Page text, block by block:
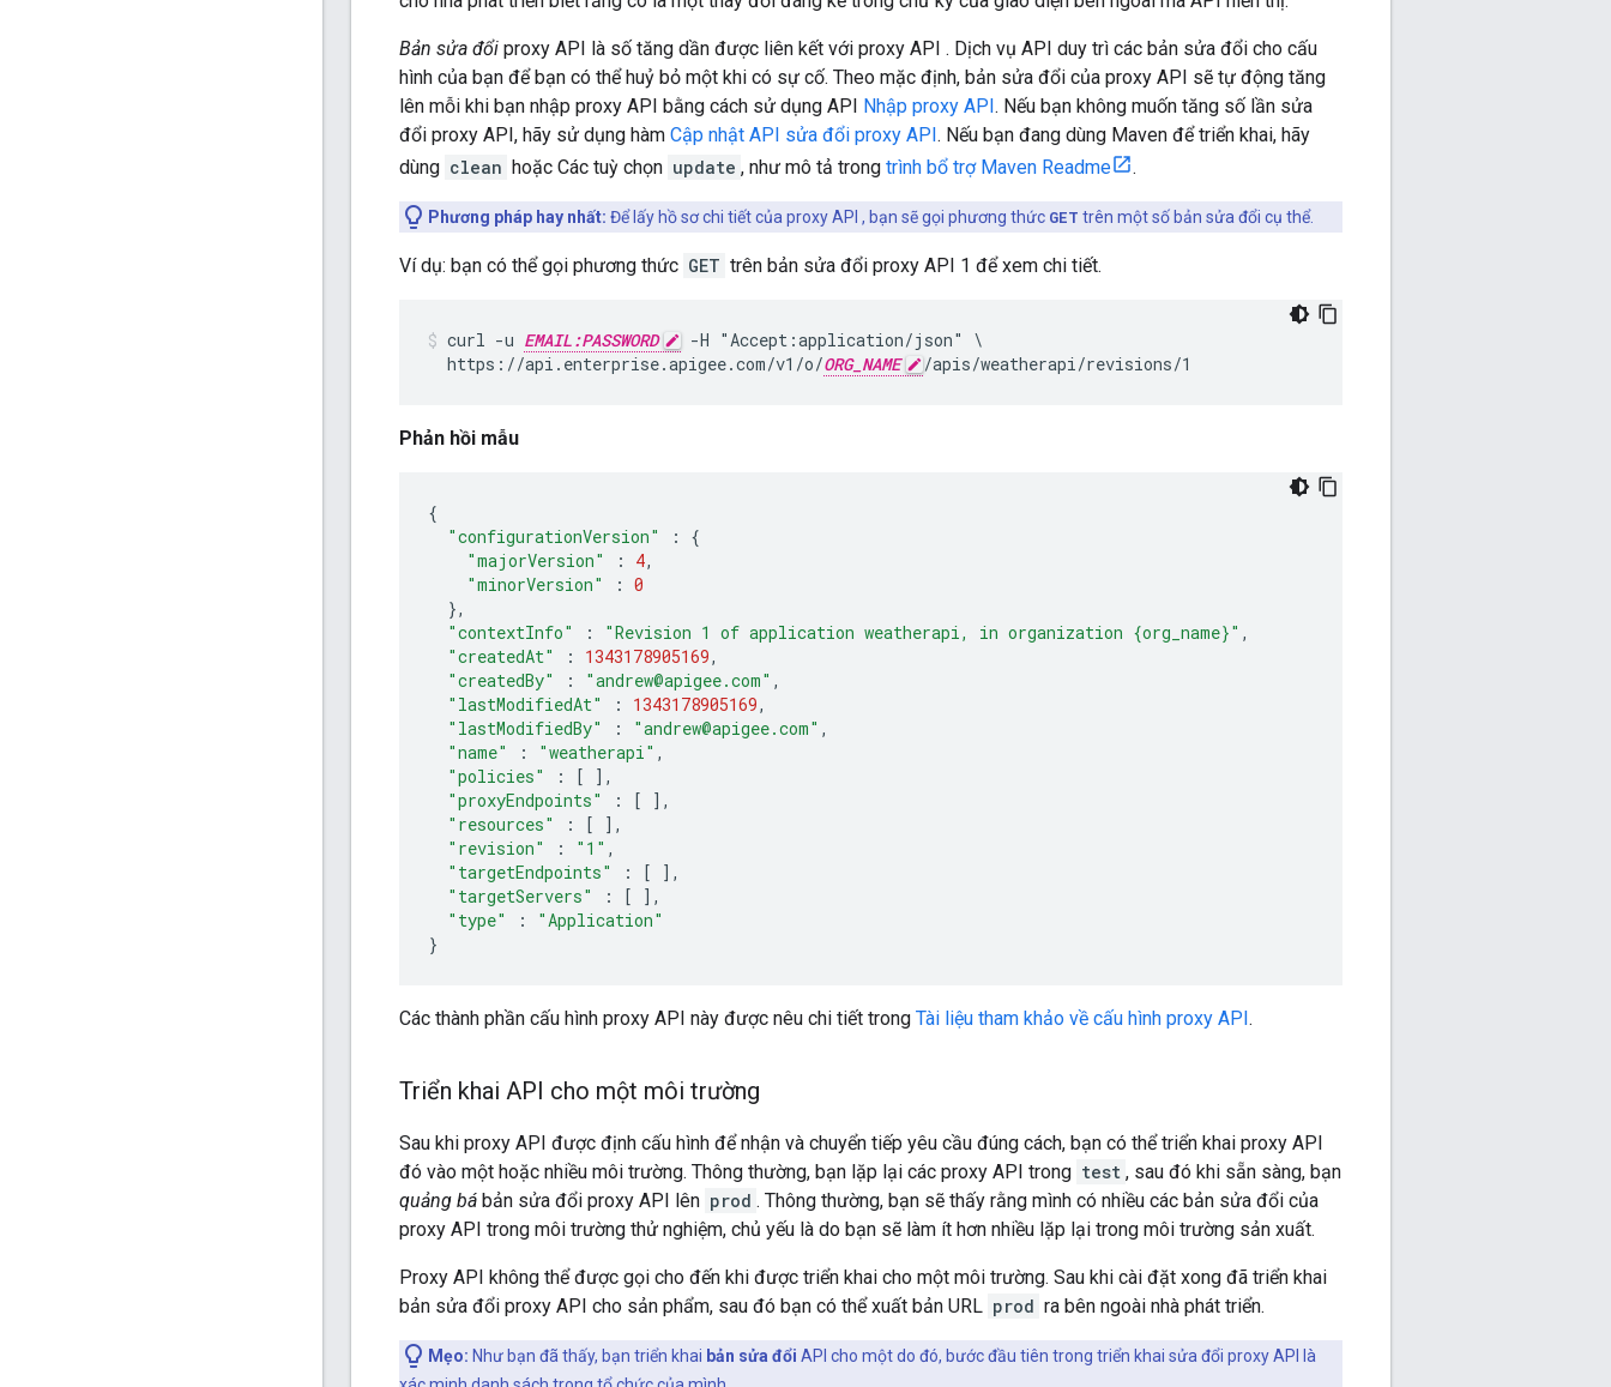
Bản sửa đổi proxy API là số tăng dần được liên kết với proxy API . Dịch vụ API duy trì các bản sửa đổi cho cấu
hình của bạn để bạn có thể huỷ bỏ một khi có sự cố. Theo mặc định, bản sửa đổi của proxy API sẽ tự động tăng
lên mỗi khi bạn nhập proxy API bằng cách sử dụng API Nhập proxy API. Nếu bạn không muốn tăng số lần sửa
đổi proxy API, hãy sử dụng hàm Cập nhật API sửa đổi proxy API. Nếu bạn đang dùng Maven để triển khai, hãy
dùng clean hoặc Các tuỳ chọn update , như mô tả trong trình bổ trợ Maven Readme .
Phương pháp hay nhất: Để lấy hồ sơ chi tiết của proxy API , bạn sẽ gọi phương thức GET trên một số bản sửa đổi cụ thể.
Ví dụ: bạn có thể gọi phương thức GET trên bản sửa đổi proxy API 1 để xem chi tiết.
curl -u EMAIL:PASSWORD
-H "Accept:application/json" \
  https://api.enterprise.apigee.com/v1/o/
ORG_NAME /apis/weatherapi/revisions/1
Phản hồi mẫu
{
"configurationVersion"
:
{
"majorVersion"
: 4,
"minorVersion"
: 0
},
"contextInfo"
: "Revision 1 of application weatherapi, in organization {org_name}" ,
"createdAt"
: 1343178905169,
"createdBy"
: "andrew@apigee.com" ,
"lastModifiedAt"
: 1343178905169,
"lastModifiedBy"
: "andrew@apigee.com" ,
"name"
: "weatherapi" ,
"policies"
: [
],
"proxyEndpoints"
: [
],
"resources"
: [
],
"revision"
: "1" ,
"targetEndpoints"
: [
],
"targetServers"
: [
],
"type"
:
"Application"
}
Các thành phần cấu hình proxy API này được nêu chi tiết trong Tài liệu tham khảo về cấu hình proxy API.
Triển khai API cho một môi trường
Sau khi proxy API được định cấu hình để nhận và chuyển tiếp yêu cầu đúng cách, bạn có thể triển khai proxy API
đó vào một hoặc nhiều môi trường. Thông thường, bạn lặp lại các proxy API trong test , sau đó khi sẵn sàng, bạn
quảng bá bản sửa đổi proxy API lên prod . Thông thường, bạn sẽ thấy rằng mình có nhiều các bản sửa đổi của
proxy API trong môi trường thử nghiệm, chủ yếu là do bạn sẽ làm ít hơn nhiều lặp lại trong môi trường sản xuất.
Proxy API không thể được gọi cho đến khi được triển khai cho một môi trường. Sau khi cài đặt xong đã triển khai
bản sửa đổi proxy API cho sản phẩm, sau đó bạn có thể xuất bản URL prod ra bên ngoài nhà phát triển.
Mẹo: Như bạn đã thấy, bạn triển khai bản sửa đổi API cho một do đó, bước đầu tiên trong triển khai sửa đổi proxy API là